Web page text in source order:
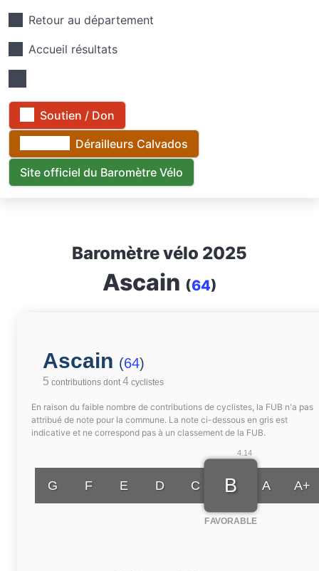
Retour au département
Accueil résultats
Soutien / Don
Dérailleurs Calvados
Site officiel du Baromètre Vélo
Baromètre vélo 2025
Ascain (64)
Ascain (64)
5 contributions dont4 cyclistes
En raison du faible nombre de contributions de cyclistes, la FUB n'a pas
attribué de note pour la commune. La note ci-dessous en gris est
indicative et ne correspond pas à un classement de la FUB.
G F E D C
4.14
B
FAVORABLE
A A+